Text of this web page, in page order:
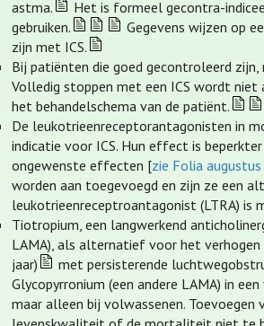
astma.
Het is formeel gecontra-
gebruiken.
Gegevens wijzen op
zijn met ICS.
Bij patiënten die goed gecontroleerd
Volledig stoppen met een ICS wordt
het behandelschema van de patiënt.
De leukotrieenreceptorantagonisten in
indicatie voor ICS. Hun effect is
ongewenste effecten [zie Folia
worden aan toegevoegd en zijn ze een
leukotrieenreceptroantagonist (LTRA) is
Tiotropium, een langwerkend
LAMA), als alternatief voor het verhogen
jaar)
met persisterende
Glycopyrronium (een andere LAMA) in
maar alleen bij volwassenen. Toevoegen